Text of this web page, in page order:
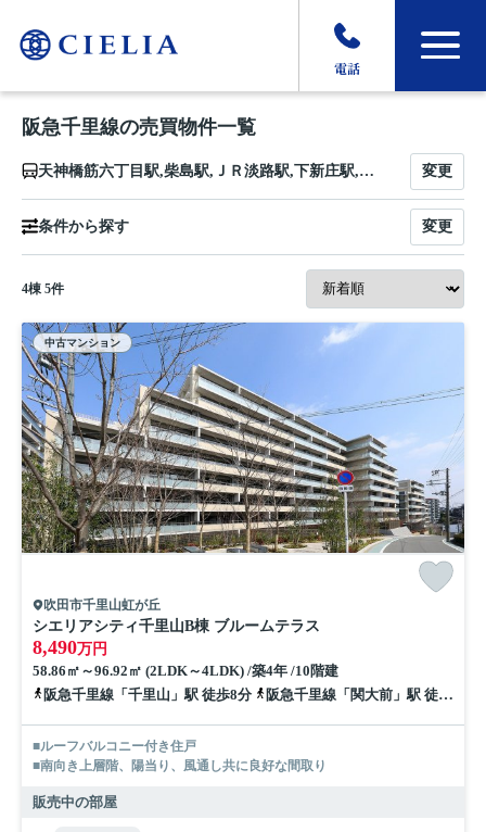
電話
阪急千里線の売買物件一覧
天神橋筋六丁目駅,柴島駅,ＪＲ淡路駅,下新庄駅,吹田駅,豊津駅,関大前駅,千里山駅,南千里駅,山田駅,北千里駅 変更
条件から探す 変更
4棟 5件
中古マンション
吹田市千里山虹が丘
シエリアシティ千里山B棟 ブルームテラス
8,490万円
58.86㎡～96.92㎡ (2LDK～4LDK) /築4年 /10階建
阪急千里線「千里山」駅 徒歩8分
阪急千里線「関大前」駅 徒歩18分
■ルーフバルコニー付き住戸
■南向き上層階、陽当り、風通し共に良好な間取り
販売中の部屋